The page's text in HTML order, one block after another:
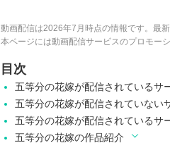
動画配信は2026年7月時点の情報です。最
本ページには動画配信サービスのプロモー
目次
五等分の花嫁が配信されているサ
五等分の花嫁が配信されていない
五等分の花嫁が配信されているサ
五等分の花嫁の作品紹介